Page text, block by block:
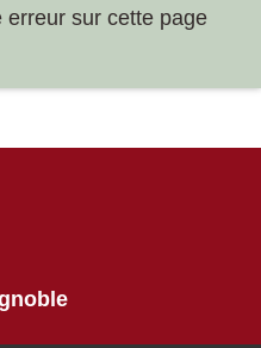
erreur sur cette page